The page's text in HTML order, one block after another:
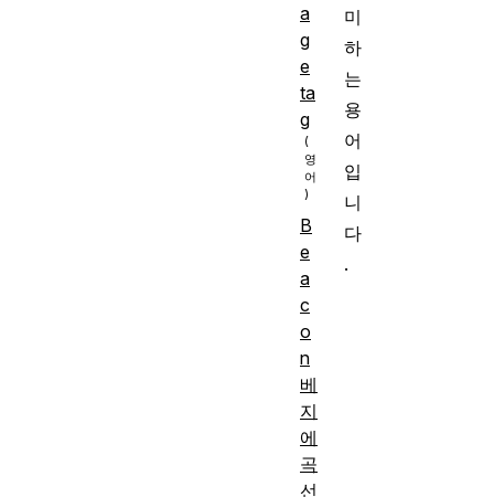
미
하
는
용
어
입
니
다
.
a
g
e
ta
g
B
e
a
c
o
n
베
지
에
곡
선